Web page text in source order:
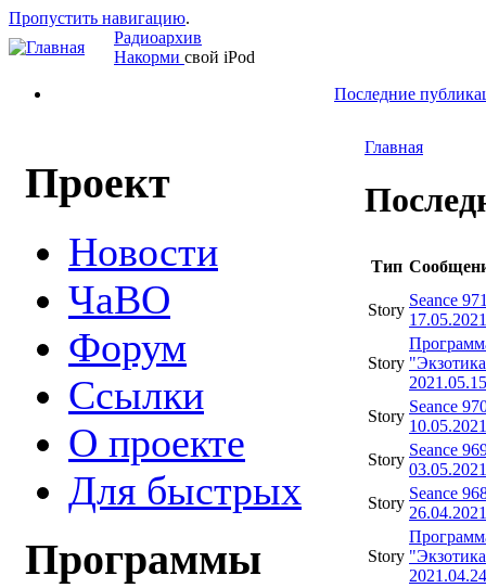
Пропустить навигацию.
Радиоархив
Накорми свой iPod
Последние
Проект
Новости
ЧаВО
Форум
Ссылки
О проекте
Для быстрых
Программы
Главная
Тип
Story
Seance
17.05.2021
Story
2021.05.15
Story
Seance
10.05.2021
Story
Seance
03.05.2021
Story
Seance
26.04.2021
Story
2021.04.24